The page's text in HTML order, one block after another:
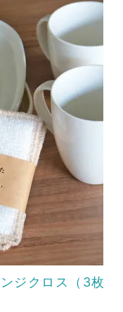
ジクロス（3枚